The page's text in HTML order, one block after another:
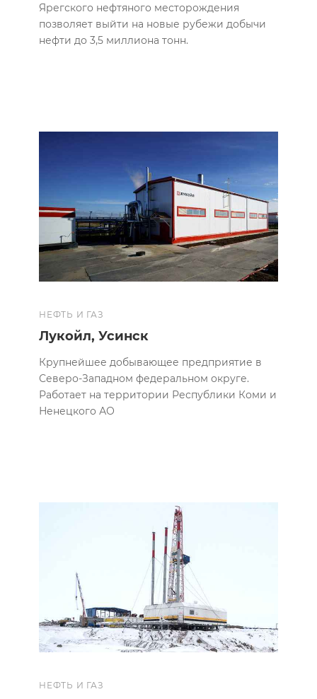
Ярегского нефтяного месторождения
позволяет выйти на новые рубежи добычи
нефти до 3,5 миллиона тонн.
НЕФТЬ И ГАЗ
Лукойл, Усинск
Крупнейшее добывающее предприятие в
Северо-Западном федеральном округе.
Работает на территории Республики Коми и
Ненецкого АО
НЕФТЬ И ГАЗ